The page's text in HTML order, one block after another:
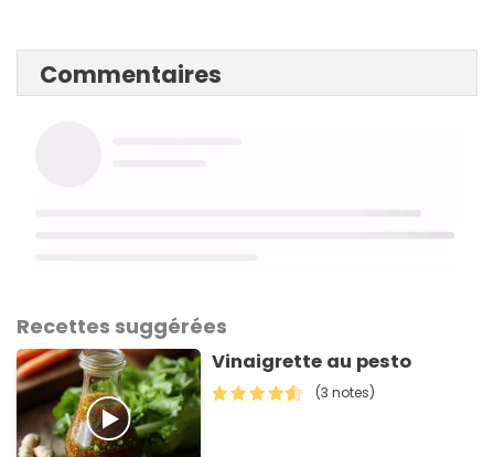
Commentaires
Recettes suggérées
Vinaigrette au pesto
(3 notes)